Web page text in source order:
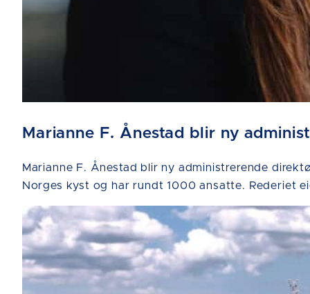
Marianne F. Ånestad blir ny
Marianne F. Ånestad blir ny administrerende
Norges kyst og har rundt 1000 ansatte. Rederiet